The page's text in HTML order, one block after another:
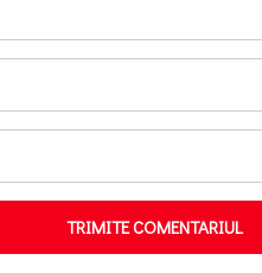
TRIMITE COMENTARIUL